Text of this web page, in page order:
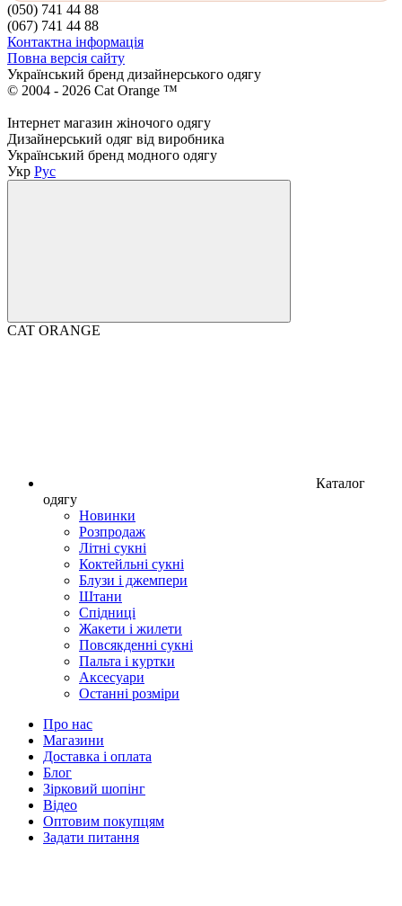
(050) 741 44 88
(067) 741 44 88
Контактна інформація
Повна версія сайту
Український бренд дизайнерського одягу
© 2004 - 2026 Cat Orange ™
Інтернет магазин жіночого одягу
Дизайнерський одяг від виробника
Український бренд модного одягу
Укр Рус
CAT ORANGE
Каталог
одягу
Новинки
Розпродаж
Літні сукні
Коктейльні сукні
Блузи і джемпери
Штани
Спідниці
Жакети і жилети
Повсякденні сукні
Пальта і куртки
Аксесуари
Останні розміри
Про нас
Магазини
Доставка і оплата
Блог
Зірковий шопінг
Відео
Оптовим покупцям
Задати питання